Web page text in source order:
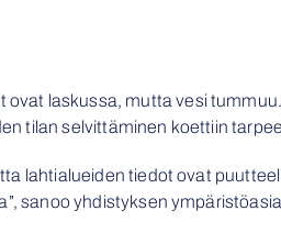
ovat laskussa, mutta vesi
tilan selvittäminen koettiin
lahtialueiden tiedot ovat
sanoo yhdistyksen